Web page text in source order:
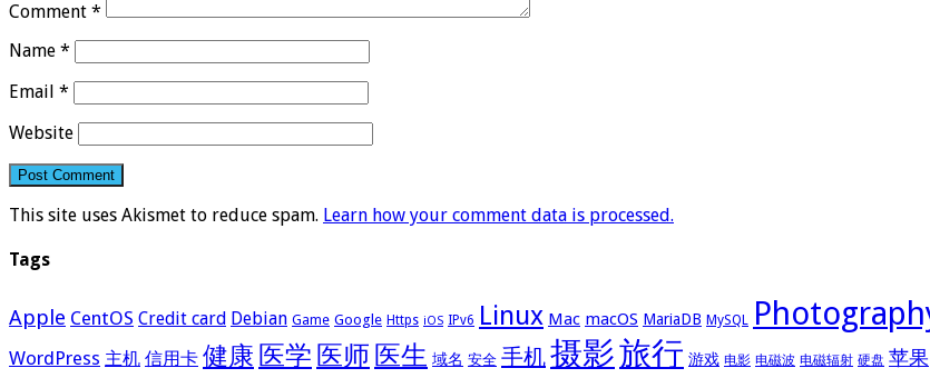
Comment *
Name *
Email *
Website
This site uses Akismet to reduce spam. Learn how your comment data is processed.
Tags
Apple CentOS Credit card Debian Game Google Https iOS IPv6 Linux Mac macOS MariaDB MySQL
WordPress 主机 信用卡 健康 医学 医师 医生 域名 安全 手机摄影旅行 游戏 电影 电磁波 电磁辐射 硬盘 苹果